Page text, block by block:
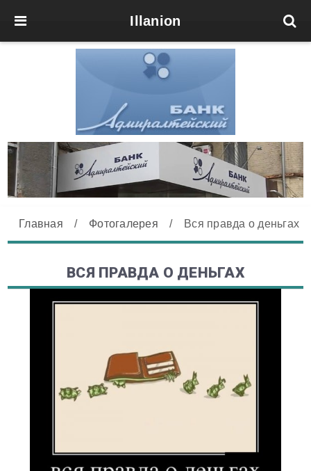
Illanion
Главная / Фотогалерея / Вся правда о деньгах
ВСЯ ПРАВДА О ДЕНЬГАХ